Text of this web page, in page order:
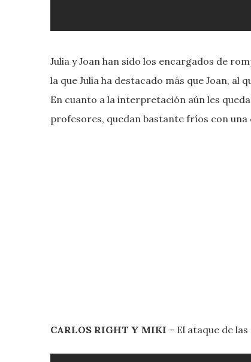
Julia y Joan han sido los encargados de
la que Julia ha destacado más que Joan, al
En cuanto a la interpretación aún les
profesores, quedan bastante fríos con
CARLOS RIGHT Y MIKI – El ataque de